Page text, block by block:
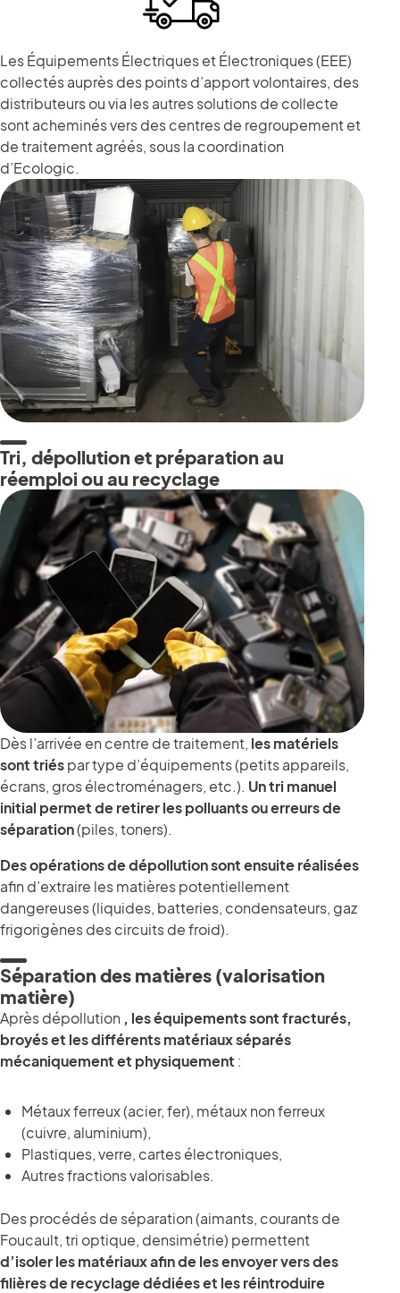
Les Équipements Électriques et Électroniques (EEE)
collectés auprès des points d’apport volontaires, des
distributeurs ou via les autres solutions de collecte
sont acheminés vers des centres de regroupement et
de traitement agréés, sous la coordination
d’Ecologic.
Tri, dépollution et préparation au
réemploi ou au recyclage
Dès l’arrivée en centre de traitement, les matériels
sont triéspar type d’équipements (petits appareils,
écrans, gros électroménagers, etc.). Un tri manuel
initial permet de retirer les polluants ou erreurs de
séparation(piles, toners).
Des opérations de dépollution sont ensuite réalisées
afin d’extraire les matières potentiellement
dangereuses (liquides, batteries, condensateurs, gaz
frigorigènes des circuits de froid).
Séparation des matières (valorisation
matière)
Après dépollution , les équipements sont fracturés,
broyés et les différents matériaux séparés
mécaniquement et physiquement :
Métaux ferreux (acier, fer), métaux non ferreux
(cuivre, aluminium),
Plastiques, verre, cartes électroniques,
Autres fractions valorisables.
Des procédés de séparation (aimants, courants de
Foucault, tri optique, densimétrie) permettent
d’isoler les matériaux afin de les envoyer vers des
filières de recyclage dédiées et les réintroduire